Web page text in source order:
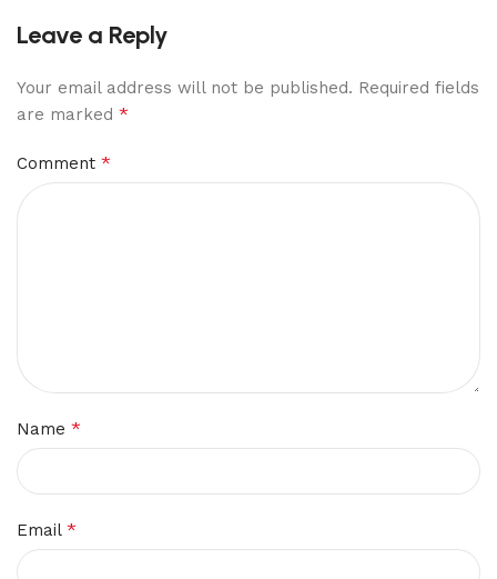
Leave a Reply
Your email address will not be published. Required fields
are marked *
Comment *
Name *
Email *